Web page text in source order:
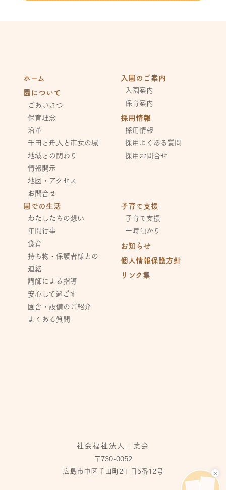
×
社会福祉法人二葉会
〒730-0052
広島市中区千田町2丁目5番12号
ホーム
園について
ごあいさつ
保育理念
沿革
千田と舟入と市女の環
地域との関わり
情報開示
地図・アクセス
お問合せ
園での生活
わたしたちの想い
年間行事
食育
持ち物・保護者様との
連絡
講師による指導
安心して過ごす
園舎・設備のご紹介
よくある質問
入園のご案内
入園案内
保育案内
採用情報
採用情報
採用よくある質問
採用お問合せ
子育て支援
子育て支援
一時預かり
お知らせ
個人情報保護方針
リンク集